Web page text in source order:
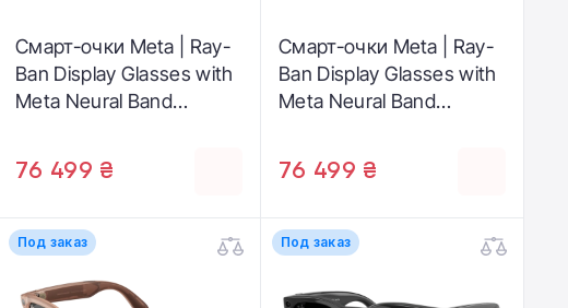
Смарт-очки Meta | Ray-
Ban Display Glasses with
Meta Neural Band
Grey Transitions Lenses
76 499 ₴
Смарт-очки Meta | Ray-
Ban Display Glasses with
Meta Neural Band
Grey Transitions Lenses
76 499 ₴
Под заказ Под заказ